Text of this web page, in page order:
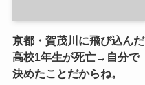
京都・賀茂川に飛び込んだ
高校1年生が死亡→自分で
決めたことだからね。